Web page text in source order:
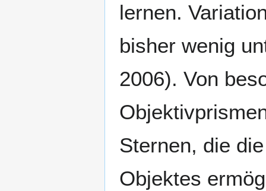
lernen.
bisher wenig
2006). Von
Sternen, die
Objektes